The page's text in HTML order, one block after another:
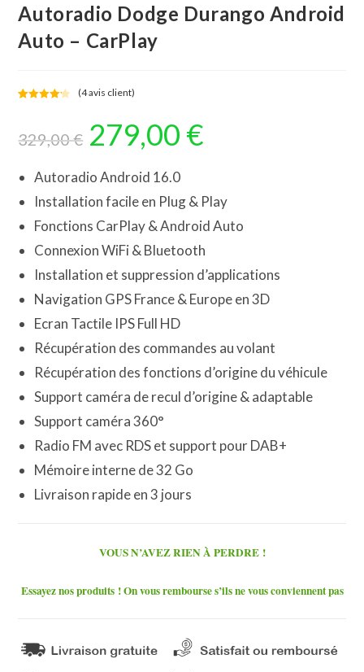
Autoradio Dodge Durango Android
Auto – CarPlay
basé
notations
client
(4avis client)
329,00€
Le
prix
initial
329,00 €.
279,00 €Le
actuel
Autoradio Android 16.0
Installation facile en Plug & Play
Fonctions CarPlay & Android Auto
Connexion WiFi & Bluetooth
Installation et suppression d’applications
Navigation GPS France & Europe en 3D
Ecran Tactile IPS Full HD
Récupération des commandes au volant
Récupération des fonctions d’origine du véhicule
Support caméra de recul d’origine & adaptable
Support caméra 360°
Radio FM avec RDS et support pour DAB+
Mémoire interne de 32 Go
Livraison rapide en 3 jours
VOUS N’AVEZ RIEN À PERDRE !
Essayez nos produits ! On vous rembourse s’ils ne vous conviennent pas